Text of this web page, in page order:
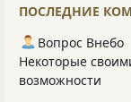
ПОСЛЕДНИЕ
Вопрос Внебо
Некоторые
возможности